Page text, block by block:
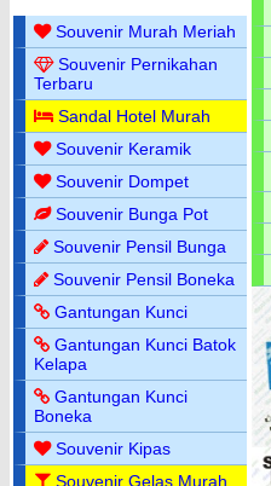
Souvenir Murah Meriah
Souvenir Pernikahan
Terbaru
Sandal Hotel Murah
Souvenir Keramik
Souvenir Dompet
Souvenir Bunga Pot
Souvenir Pensil Bunga
Souvenir Pensil Boneka
Gantungan Kunci
Gantungan Kunci Batok
Kelapa
Gantungan Kunci
Boneka
Souvenir Kipas
Souvenir Gelas Murah